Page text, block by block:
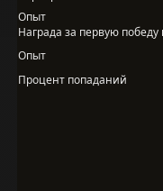
Опыт
Награда за первую победу
Опыт
Процент попаданий